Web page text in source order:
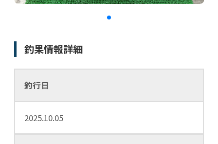
釣果情報詳細
釣行日
2025.10.05